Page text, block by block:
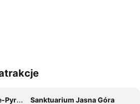
Sanktuarium Jasna Góra